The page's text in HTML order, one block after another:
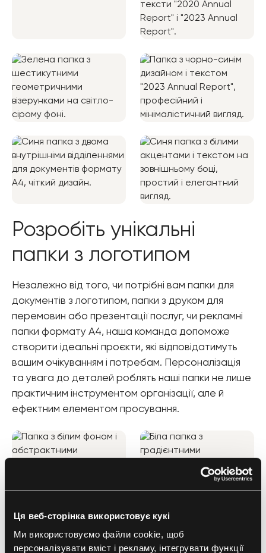
Ця веб-сторінка використовує кукі
Ми використовуємо файли cookie, щоб
персоналізувати вміст і рекламу, інтегрувати функції
Розробіть унікальні
папки з логотипом
Незалежно від того, чи потрібні вам папки для
документів з логотипом, папки з друком для
перемовин або презентації послуг, чи рекламні
папки формату А4, наша команда допоможе
створити ідеальні проєкти, які відповідатимуть
вашим очікуванням і потребам. Персоналізація
та увага до деталей роблять наші папки не лише
практичним інструментом організації, але й
ефектним елементом просування.